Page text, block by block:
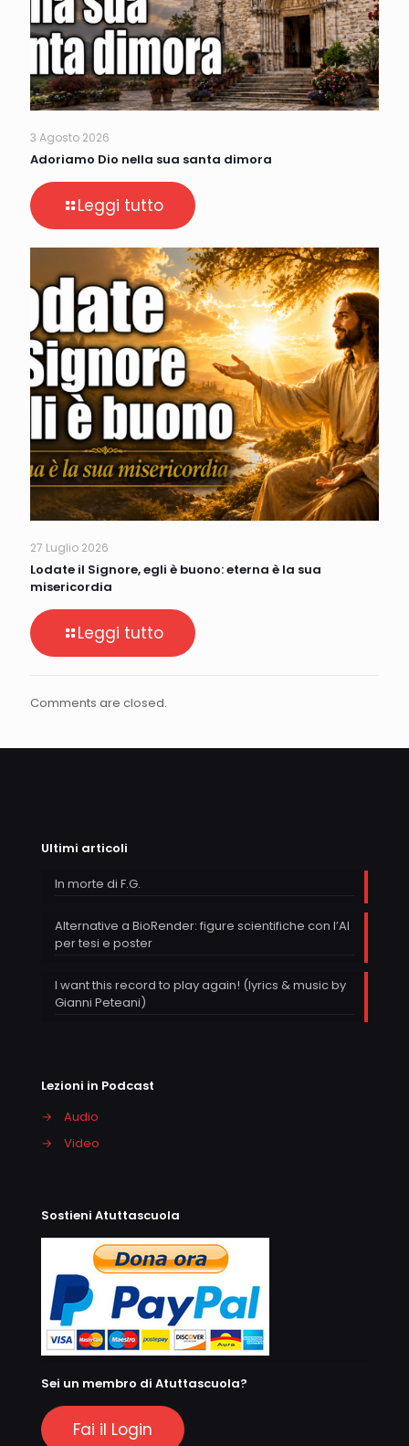
3 Agosto 2026
Adoriamo Dio nella sua santa dimora
Leggi tutto
27 Luglio 2026
Lodate il Signore, egli è buono: eterna è la sua
misericordia
Leggi tutto
Comments are closed.
Ultimi articoli
In morte di F.G.
Alternative a BioRender: figure scientifiche con l’AI
per tesi e poster
I want this record to play again! (lyrics & music by
Gianni Peteani)
Lezioni in Podcast
→
Audio
→
Video
Sostieni Atuttascuola
Sei un membro di Atuttascuola?
Fai il Login